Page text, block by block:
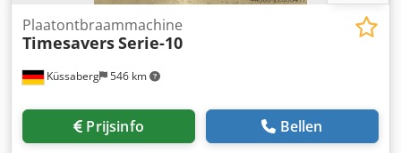
Küssaberg 546 km
Plaatontbraammachine
TimesaversSerie-10
Prijsinfo Bellen